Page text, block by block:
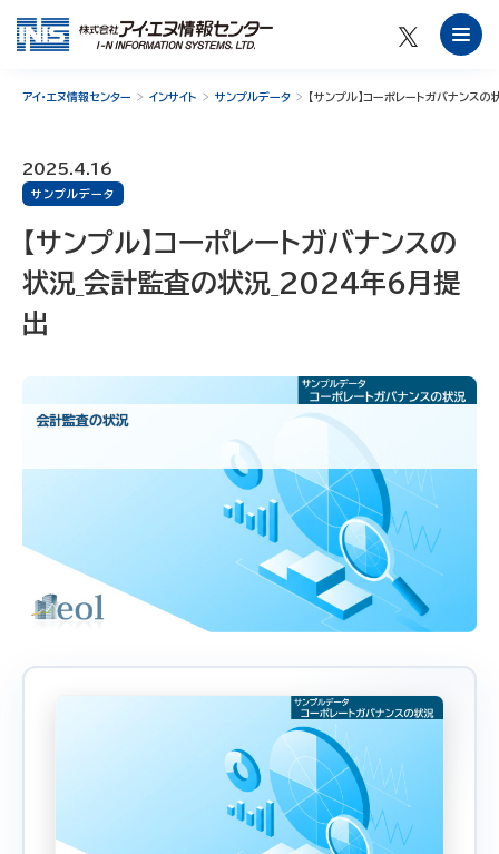
アイ・エヌ情報センター インサイト サンプルデータ 【サンプル】コーポレートガバナン
2025.4.16
サンプルデータ
【サンプル】コーポレートガバナンスの
状況_会計監査の状況_2024年6月提
出
会計監査の状況